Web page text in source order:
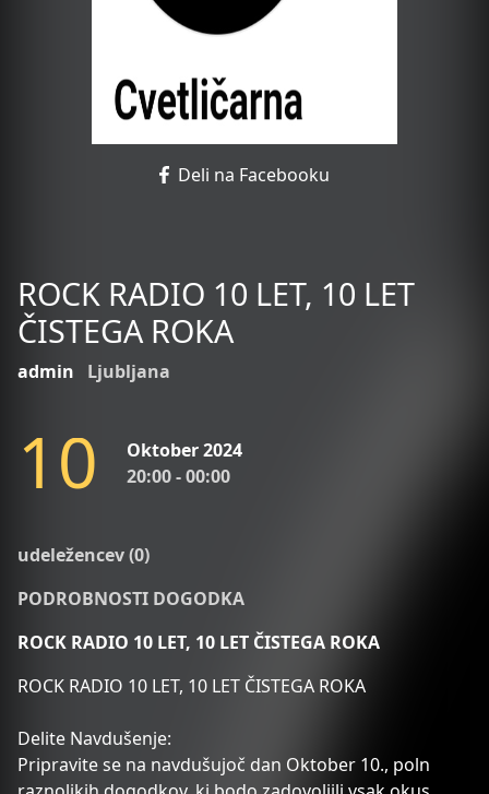
Deli na Facebooku
ROCK RADIO 10 LET, 10 LET
ČISTEGA ROKA
admin Ljubljana
10
Oktober 2024
20:00 - 00:00
udeležencev (0)
PODROBNOSTI DOGODKA
ROCK RADIO 10 LET, 10 LET ČISTEGA ROKA
ROCK RADIO 10 LET, 10 LET ČISTEGA ROKA
Delite Navdušenje:
Pripravite se na navdušujoč dan Oktober 10., poln